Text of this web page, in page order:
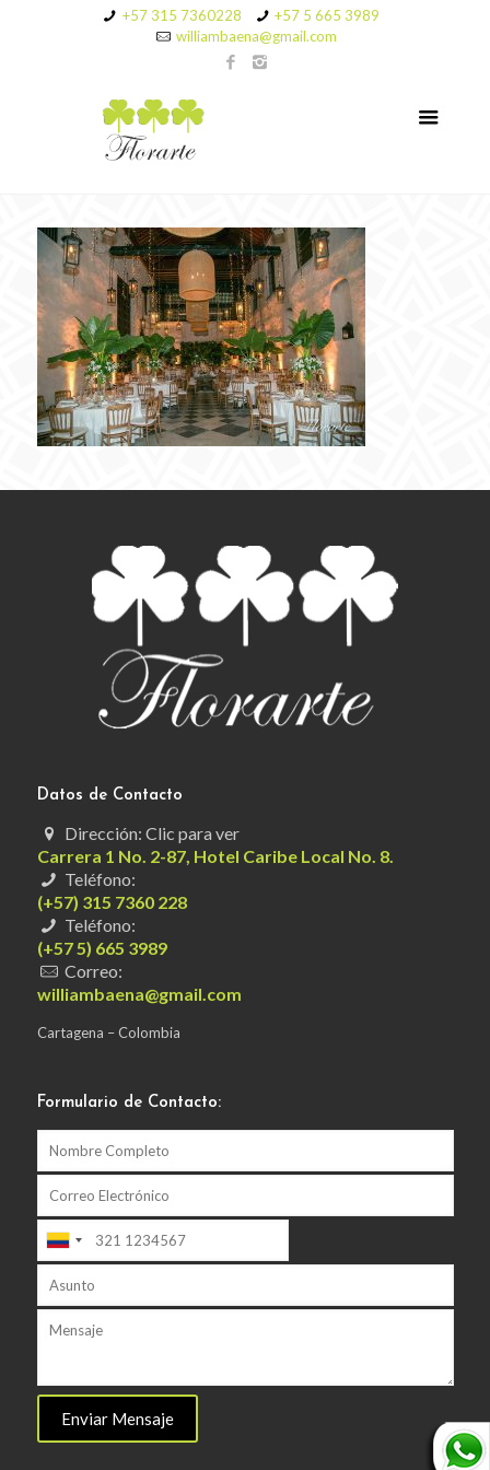
+57 315 7360228
+57 5 665 3989
williambaena@gmail.com
Datos de Contacto
Dirección: Clic para ver
Carrera 1 No. 2-87, Hotel Caribe Local No. 8.
Teléfono:
(+57) 315 7360 228
Teléfono:
(+57 5) 665 3989
Correo:
williambaena@gmail.com
Cartagena – Colombia
Formulario de Contacto: